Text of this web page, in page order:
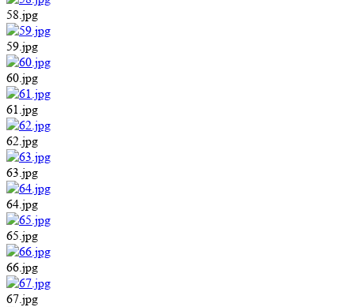
58.jpg
59.jpg
60.jpg
61.jpg
62.jpg
63.jpg
64.jpg
65.jpg
66.jpg
67.jpg